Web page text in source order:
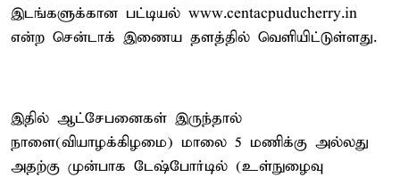
இடங்களுக்கான பட்டியல் www.centacpuducherry.in
என்ற சென்டாக் இணைய தளத்தில் வெளியிட்டுள்ளது.
இதில் ஆட்சேபனைகள் இருந்தால்
நாளை(வியாழக்கிழமை) மாலை 5 மணிக்கு அல்லது
அதற்கு முன்பாக டேஷ்போர்டில் (உள்நுழைவு